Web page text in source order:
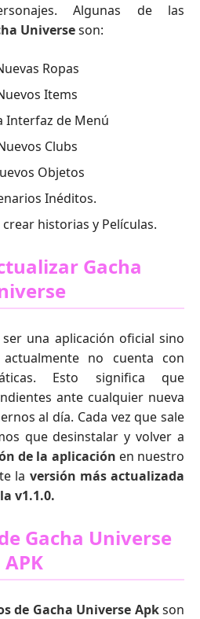
Algunas de las
Universeson:
Ropas
Items
Interfaz de Menú
Clubs
Objetos
Inéditos.
historias y Películas.
Gacha
una aplicación oficial sino
no cuenta con
Esto significa que
ante cualquier nueva
al día. Cada vez que sale
que desinstalar y volver a
de la aplicación en nuestro
la versión más actualizada
v1.1.0.
Gacha Universe
APK
de Gacha Universe Apkson